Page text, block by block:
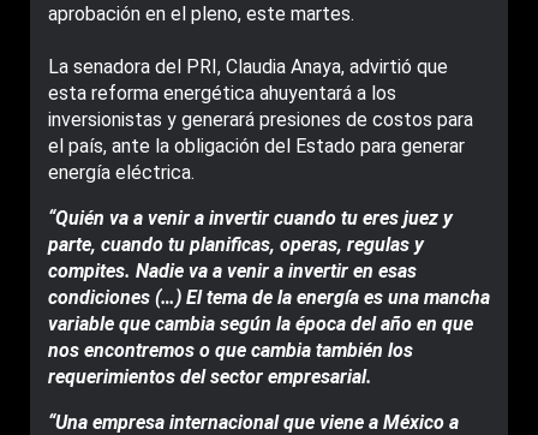
aprobación en el pleno, este martes.
La senadora del PRI, Claudia Anaya, advirtió que
esta reforma energética ahuyentará a los
inversionistas y generará presiones de costos para
el país, ante la obligación del Estado para generar
energía eléctrica.
“Quién va a venir a invertir cuando tu eres juez y
parte, cuando tu planificas, operas, regulas y
compites. Nadie va a venir a invertir en esas
condiciones (…) El tema de la energía es una mancha
variable que cambia según la época del año en que
nos encontremos o que cambia también los
requerimientos del sector empresarial.
“Una empresa internacional que viene a México a